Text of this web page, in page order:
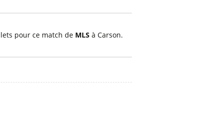
pour ce match de MLS à Carson.